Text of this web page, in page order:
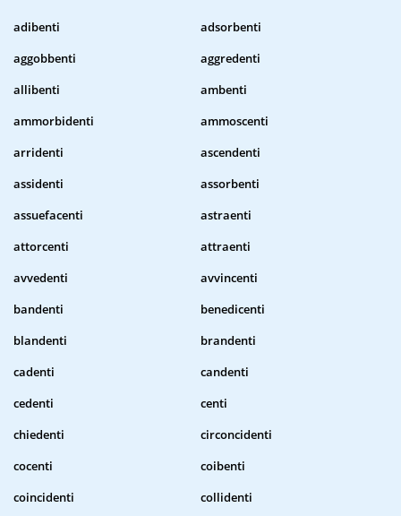
adibenti
adsorbenti
aggobbenti
aggredenti
allibenti
ambenti
ammorbidenti
ammoscenti
arridenti
ascendenti
assidenti
assorbenti
assuefacenti
astraenti
attorcenti
attraenti
avvedenti
avvincenti
bandenti
benedicenti
blandenti
brandenti
cadenti
candenti
cedenti
centi
chiedenti
circoncidenti
cocenti
coibenti
coincidenti
collidenti